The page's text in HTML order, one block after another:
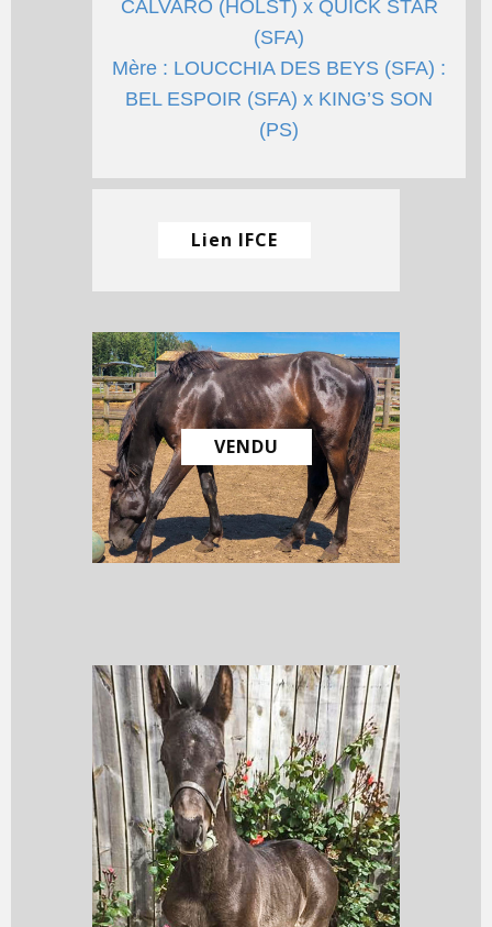
CALVARO (HOLST) x QUICK STAR
(SFA)
Mère : LOUCCHIA DES BEYS (SFA) :
BEL ESPOIR (SFA) x KING’S SON
(PS)
Lien IFCE
VENDU